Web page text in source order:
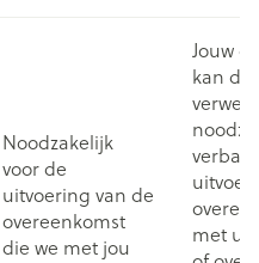
Noodzakelijk
voor de
uitvoering van de
overeenkomst
die we met jou
Jouw
kan
met u